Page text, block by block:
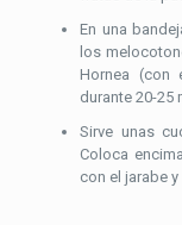
En una
los
Hornea (con
durante 20-25
Sirve unas
Coloca
con el jarabe